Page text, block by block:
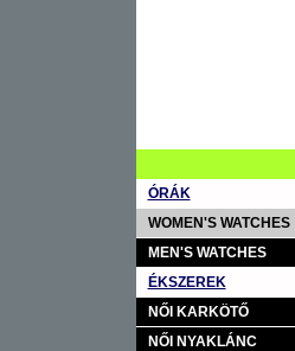
ÓRÁK
WOMEN'S WATCHES
MEN'S WATCHES
ÉKSZEREK
NŐI KARKÖTŐ
NŐI NYAKLÁNC